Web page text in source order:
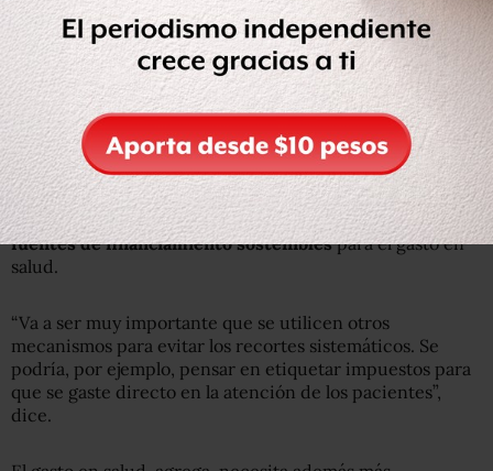
La analista subraya que, dado que el presupuesto es
limitado y las necesidades causadas por las enfermedades
son ilimitadas, es necesario discutir un nuevo contrato
social en salud, que defina qué se quiere cubrir y para
qué alcanza.
Mariana Campos, coordinadora del Programa de
Presupuesto y Rendición de Cuentas deMéxico Evalúa ,
refiere que es necesario iniciar una discusión sobre
fuentes de financiamiento sosteniblespara el gasto en
salud.
“Va a ser muy importante que se utilicen otros
mecanismos para evitar los recortes sistemáticos. Se
podría, por ejemplo, pensar en etiquetar impuestos para
que se gaste directo en la atención de los pacientes”,
dice.